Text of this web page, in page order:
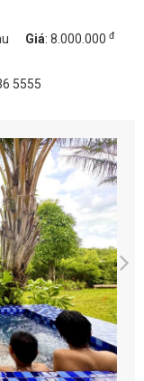
Giá: 8.000.000 đ
5555